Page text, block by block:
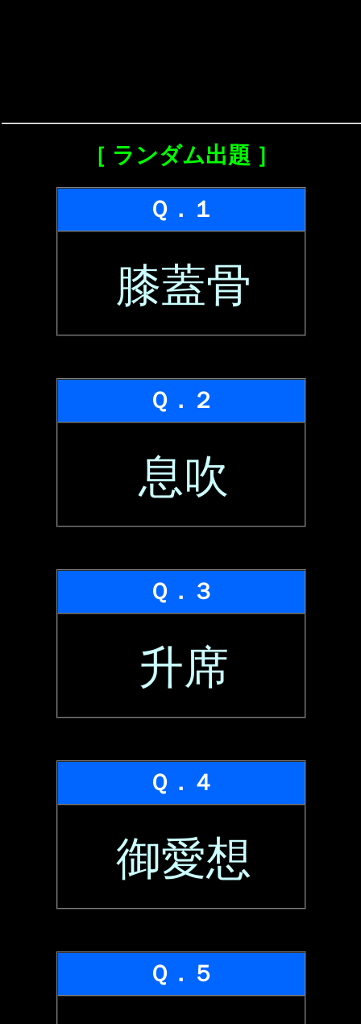
［ ランダム出題 ］
Ｑ．１
膝蓋骨
Ｑ．２
息吹
Ｑ．３
升席
Ｑ．４
御愛想
Ｑ．５